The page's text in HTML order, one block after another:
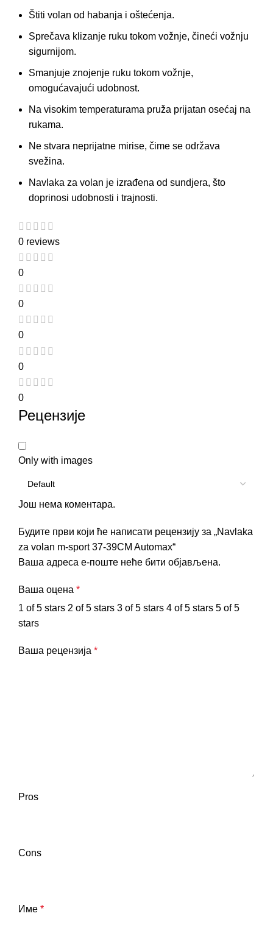
Štiti volan od habanja i oštećenja.
Sprečava klizanje ruku tokom vožnje, čineći vožnju
sigurnijom.
Smanjuje znojenje ruku tokom vožnje,
omogućavajući udobnost.
Na visokim temperaturama pruža prijatan osećaj na
rukama.
Ne stvara neprijatne mirise, čime se održava
svežina.
Navlaka za volan je izrađena od sundjera, što
doprinosi udobnosti i trajnosti.
0 reviews
0
0
0
0
0
Рецензије
Only with images
Још нема коментара.
Будите први који ће написати рецензију за „Navlaka
za volan m-sport 37-39CM Automax“
Ваша адреса е-поште неће бити објављена.
Ваша оцена *
1 of 5 stars 2 of 5 stars 3 of 5 stars 4 of 5 stars 5 of 5
stars
Ваша рецензија *
Pros
Cons
Име *